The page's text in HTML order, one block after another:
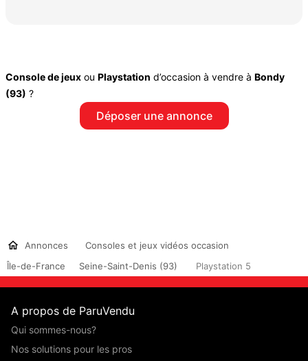
Console de jeux ou Playstation d’occasion à vendre à Bondy
(93) ?
Déposer une annonce
Annonces
Consoles et jeux vidéos occasion
Île-de-France
Seine-Saint-Denis (93) Playstation 5
A propos de ParuVendu
Qui sommes-nous?
Nos solutions pour les pros